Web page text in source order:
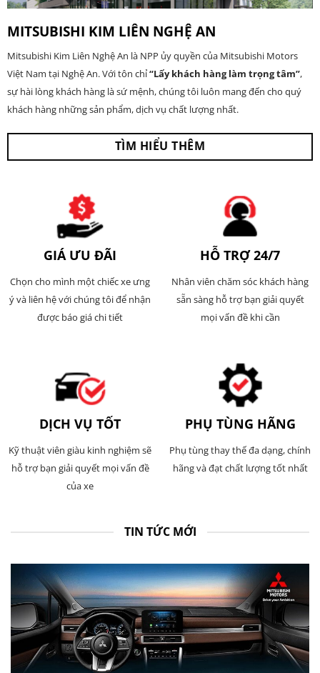
MITSUBISHI KIM LIÊN NGHỆ AN
Mitsubishi Kim Liên Nghệ An là NPP ủy quyền của Mitsubishi Motors
Việt Nam tại Nghệ An. Với tôn chỉ“Lấy khách hàng làm trọng tâm”,
sự hài lòng khách hàng là sứ mệnh, chúng tôi luôn mang đến cho quý
khách hàng những sản phẩm, dịch vụ chất lượng nhất.
TÌM HIỂU THÊM
GIÁ ƯU ĐÃI
Chọn cho mình một chiếc xe ưng
ý và liên hệ với chúng tôi để nhận
được báo giá chi tiết
HỖ TRỢ 24/7
Nhân viên chăm sóc khách hàng
sẵn sàng hỗ trợ bạn giải quyết
mọi vấn đề khi cần
DỊCH VỤ TỐT
Kỹ thuật viên giàu kinh nghiệm sẽ
hỗ trợ bạn giải quyết mọi vấn đề
của xe
PHỤ TÙNG HÃNG
Phụ tùng thay thế đa dạng, chính
hãng và đạt chất lượng tốt nhất
TIN TỨC MỚI